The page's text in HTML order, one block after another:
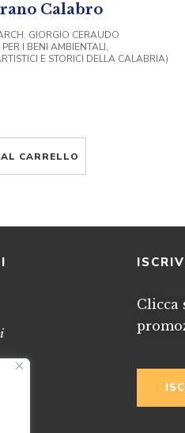
Calabro
GIORGIO CERAUDO
I BENI AMBIENTALI,
E STORICI DELLA CALABRIA)
CARRELLO
Clicca